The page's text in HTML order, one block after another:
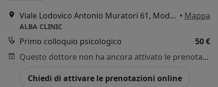
Viale Lodovico Antonio Muratori 61, Modena • Mappa
ALBA CLINIC
Primo colloquio psicologico
50 €
Questo dottore non ha ancora attivato le prenotazioni online presso questo indirizzo.
Chiedi di attivare le prenotazioni online